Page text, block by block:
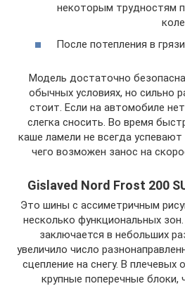
некоторым трудностям
После потепления в
Модель достаточно
обычных условиях, но сильно
стоит. Если на автомобиле
слегка сносить. Во время
каше ламели не всегда
чего возможен занос на
Gislaved Nord Frost 200
Это шины с ассиметричным
несколько функциональных
заключается в небольших
увеличило число
сцепление на снегу. В плечевых
крупные поперечные блоки,